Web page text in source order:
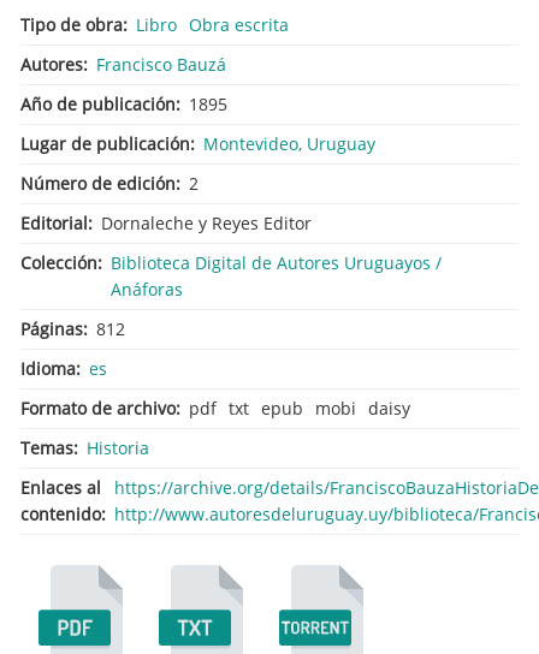
Tipo de obra Libro Obra escrita
Autores
Francisco Bauzá
Año de publicación
1895
Lugar de publicación
Montevideo, Uruguay
Número de edición
2
Editorial
Dornaleche y Reyes Editor
Colección
Biblioteca Digital de Autores Uruguayos /
Anáforas
Páginas 812
Idioma es
Formato de archivo
pdf txt epub mobi daisy
Temas
Historia
Enlaces al
contenido
https://archive.org/details/
http://www.autoresdeluruguay.uy/biblioteca/